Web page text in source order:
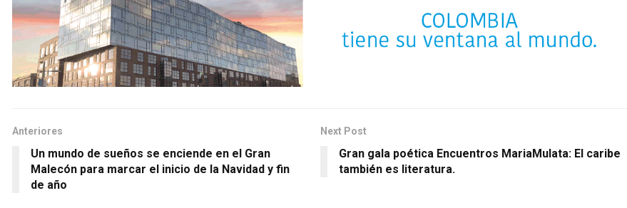
Anteriores
Un mundo de sueños se enciende en el Gran
Malecón para marcar el inicio de la Navidad y fin
de año
Next Post
Gran gala poética Encuentros MariaMulata: El caribe
también es literatura.